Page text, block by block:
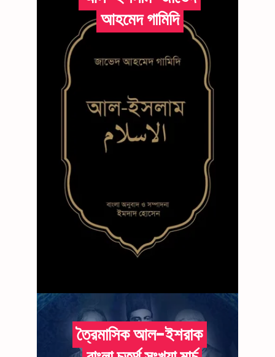
আহমেদ গামিদি
ত্রৈমাসিক আল-ইশরাক